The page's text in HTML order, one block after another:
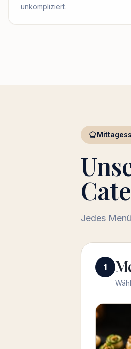
unkompliziert.
Jedes
1
Menü